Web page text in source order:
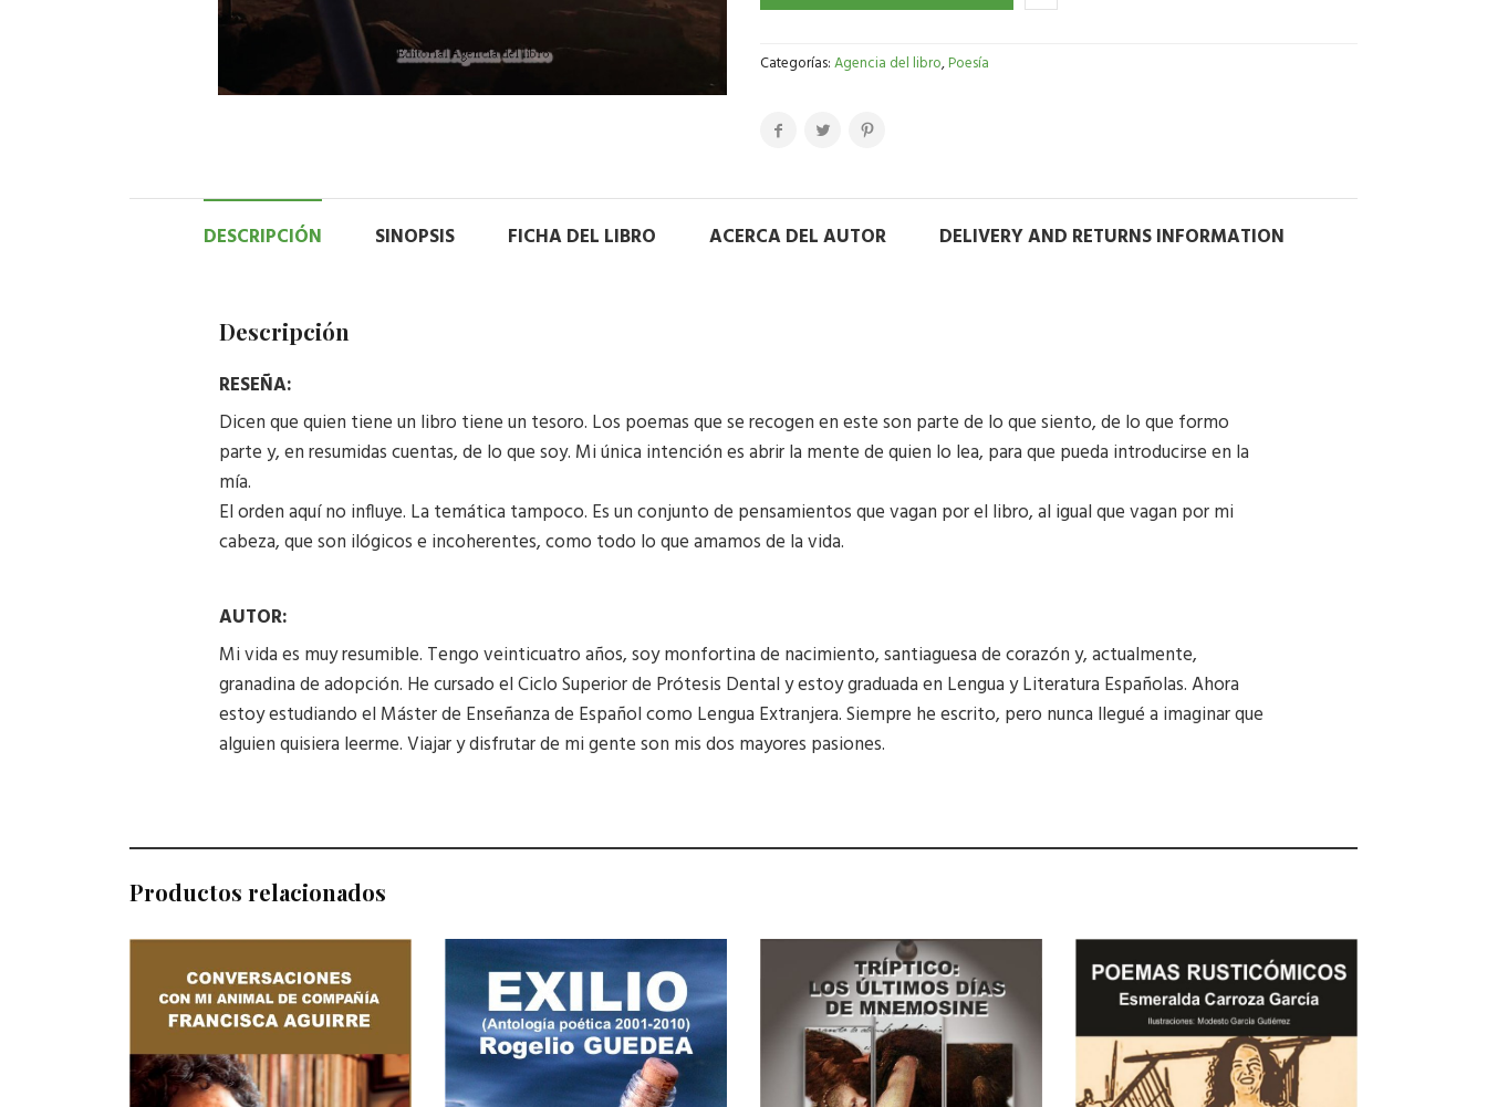
Categorías:Agencia del libro,Poesía
DESCRIPCIÓN SINOPSIS FICHA DEL LIBRO ACERCA DEL AUTOR DELIVERY AND RETURNS INFORMATION
Descripción
RESEÑA:
Dicen que quien tiene un libro tiene un tesoro. Los poemas que se recogen en este son parte de lo que siento, de lo que formo
parte y, en resumidas cuentas, de lo que soy. Mi única intención es abrir la mente de quien lo lea, para que pueda introducirse en la
mía.
El orden aquí no influye. La temática tampoco. Es un conjunto de pensamientos que vagan por el libro, al igual que vagan por mi
cabeza, que son ilógicos e incoherentes, como todo lo que amamos de la vida.
AUTOR:
Mi vida es muy resumible. Tengo veinticuatro años, soy monfortina de nacimiento, santiaguesa de corazón y, actualmente,
granadina de adopción. He cursado el Ciclo Superior de Prótesis Dental y estoy graduada en Lengua y Literatura Españolas. Ahora
estoy estudiando el Máster de Enseñanza de Español como Lengua Extranjera. Siempre he escrito, pero nunca llegué a imaginar que
alguien quisiera leerme. Viajar y disfrutar de mi gente son mis dos mayores pasiones.
Productos relacionados